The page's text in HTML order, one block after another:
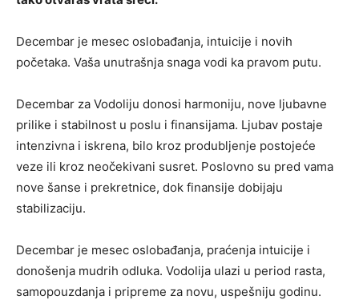
Decembar je mesec oslobađanja, intuicije i novih
početaka. Vaša unutrašnja snaga vodi ka pravom putu.
Decembar za Vodoliju donosi harmoniju, nove ljubavne
prilike i stabilnost u poslu i finansijama. Ljubav postaje
intenzivna i iskrena, bilo kroz produbljenje postojeće
veze ili kroz neočekivani susret. Poslovno su pred vama
nove šanse i prekretnice, dok finansije dobijaju
stabilizaciju.
Decembar je mesec oslobađanja, praćenja intuicije i
donošenja mudrih odluka. Vodolija ulazi u period rasta,
samopouzdanja i pripreme za novu, uspešniju godinu.